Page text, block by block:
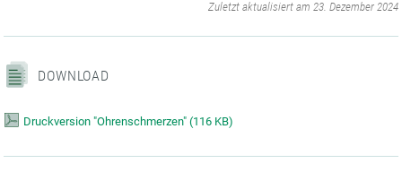
Zuletzt aktualisiert am 23. Dezember 2024
DOWNLOAD
Druckversion "Ohrenschmerzen" (116 KB)